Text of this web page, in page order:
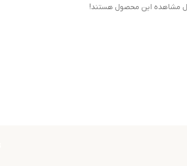
مشاهده این محصول هستند!